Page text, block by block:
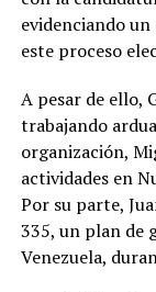
evidenciando
este proceso
A pesar de ello,
trabajando
organización,
actividades en
Por su parte,
335, un plan de
Venezuela,